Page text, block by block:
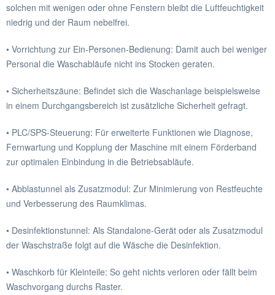
solchen mit wenigen oder ohne Fenstern bleibt die Luftfeuchtigkeit
niedrig und der Raum nebelfrei.
• Vorrichtung zur Ein-Personen-Bedienung: Damit auch bei weniger
Personal die Waschabläufe nicht ins Stocken geraten.
• Sicherheitszäune: Befindet sich die Waschanlage beispielsweise
in einem Durchgangsbereich ist zusätzliche Sicherheit gefragt.
• PLC/SPS-Steuerung: Für erweiterte Funktionen wie Diagnose,
Fernwartung und Kopplung der Maschine mit einem Förderband
zur optimalen Einbindung in die Betriebsabläufe.
• Abblastunnel als Zusatzmodul: Zur Minimierung von Restfeuchte
und Verbesserung des Raumklimas.
• Desinfektionstunnel: Als Standalone-Gerät oder als Zusatzmodul
der Waschstraße folgt auf die Wäsche die Desinfektion.
• Waschkorb für Kleinteile: So geht nichts verloren oder fällt beim
Waschvorgang durchs Raster.